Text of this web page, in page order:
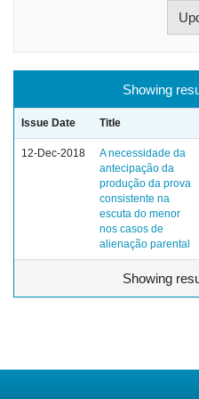
Showing
Issue Date Title
12-Dec-2018
A necessidade da
antecipação da
produção da prova
consistente na
escuta do menor
nos casos de
alienação parental
Showing